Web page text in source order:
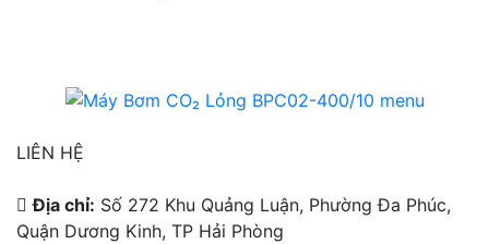
LIÊN HỆ
Địa chỉ: Số 272 Khu Quảng Luận, Phường Đa Phúc,
Quận Dương Kinh, TP Hải Phòng